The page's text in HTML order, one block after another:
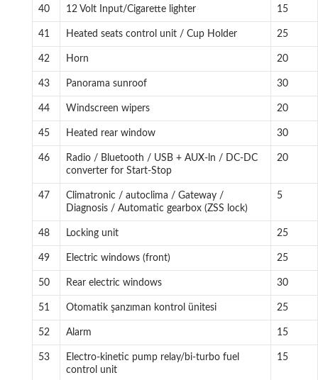
40 12 Volt Input/Cigarette lighter 15
41 Heated seats control unit / Cup Holder 25
42 Horn 20
43 Panorama sunroof 30
44 Windscreen wipers 20
45 Heated rear window 30
46
Radio / Bluetooth / USB + AUX-ln / DC-DC
converter for Start-Stop
20
47
Climatronic / autoclima / Gateway /
Diagnosis / Automatic gearbox (ZSS lock)
5
48 Locking unit 25
49 Electric windows (front) 25
50 Rear electric windows 30
51 Otomatik şanzıman kontrol ünitesi 25
52 Alarm 15
53
Electro-kinetic pump relay/bi-turbo fuel
control unit
15